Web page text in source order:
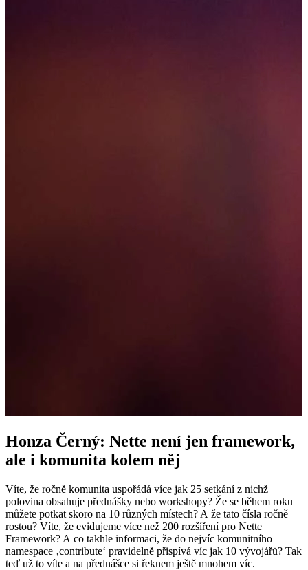
Honza Černý: Nette není jen framework,
ale i komunita kolem něj
Víte, že ročně komunita uspořádá více jak 25 setkání z nichž
polovina obsahuje přednášky nebo workshopy? Že se během roku
můžete potkat skoro na 10 různých místech? A že tato čísla ročně
rostou? Víte, že evidujeme více než 200 rozšíření pro Nette
Framework? A co takhle informaci, že do nejvíc komunitního
namespace ‚contribute‘ pravidelně přispívá víc jak 10 vývojářů? Tak
teď už to víte a na přednášce si řeknem ještě mnohem víc.